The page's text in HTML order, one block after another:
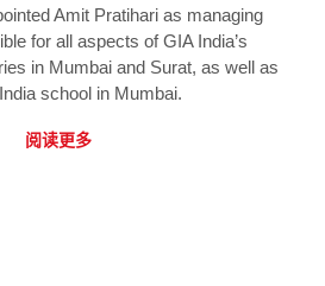
Amit Pratihari as managing
for all aspects of GIA India’s
in Mumbai and Surat, as well as
school in Mumbai.
阅读更多